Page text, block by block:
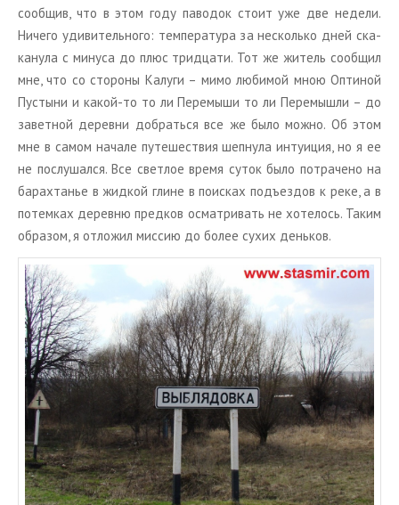
со­об­щив, что в этом году па­во­док стоит уже две неде­ли.
Ни­че­го уди­ви­тель­но­го: тем­пе­ра­ту­ра за несколь­ко дней ска­
ка­ну­ла с ми­ну­са до плюс трид­ца­ти. Тот же жи­тель со­об­щил
мне, что со сто­ро­ны Ка­лу­ги – мимо лю­би­мой мною Оп­ти­ной
Пу­сты­ни и какой-то то ли Пе­ре­мы­ши то ли Пе­ре­мышли – до
за­вет­ной де­рев­ни до­брать­ся все же было можно. Об этом
мне в самом на­ча­ле пу­те­ше­ствия шеп­ну­ла ин­ту­и­ция, но я ее
не по­слу­шал­ся. Все свет­лое время суток было по­тра­че­но на
ба­рах­та­нье в жид­кой глине в по­ис­ках подъ­ез­дов к реке, а в
по­тем­ках де­рев­ню пред­ков осмат­ри­вать не хо­те­лось. Таким
об­ра­зом, я от­ло­жил мис­сию до более сухих день­ков.